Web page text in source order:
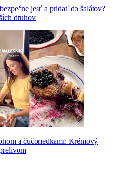
jesť a pridať do šalátov?
druhov
a čučoriedkami: Krémový